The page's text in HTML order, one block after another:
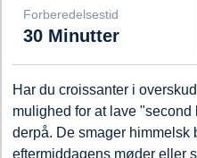
Forberedelsestid
30 Minutter
Har du croissanter i
mulighed for at lave
derpå. De smager himmelsk
eftermiddagens møder eller